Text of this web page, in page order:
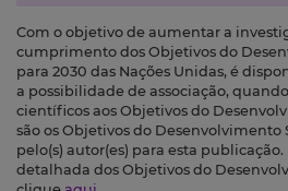
Com o objetivo de aumentar a
cumprimento dos Objetivos do
para 2030 das Nações Unidas, é
a possibilidade de associação,
científicos aos Objetivos do
são os Objetivos do
pelo(s) autor(es) para esta
detalhada dos Objetivos do